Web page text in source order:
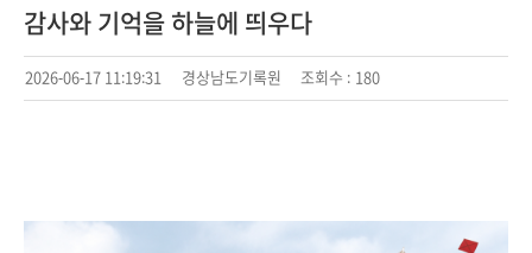
감사와 기억을 하늘에 띄우다
2026-06-17 11:19:31 경상남도기록원 조회수 : 180